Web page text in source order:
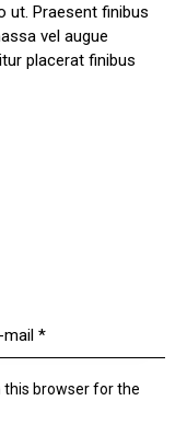
ut. Praesent finibus
vel augue
placerat finibus
this browser for the